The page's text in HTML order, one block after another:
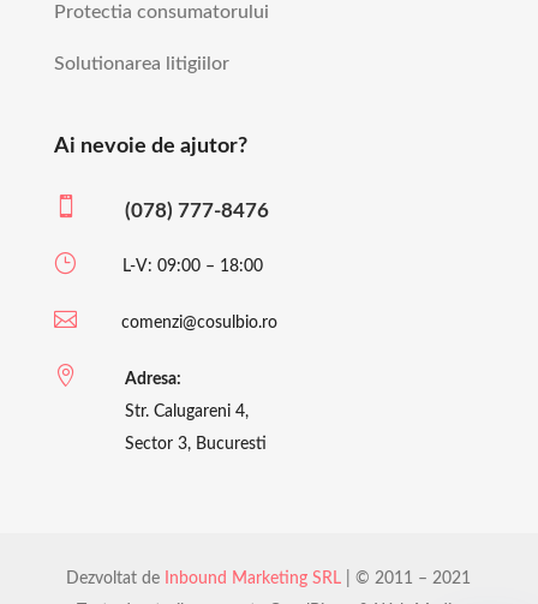
Protectia consumatorului
Solutionarea litigiilor
Ai nevoie de ajutor?
 (078) 777-8476
} L-V: 09:00 – 18:00
 comenzi@cosulbio.ro

Adresa:
Str. Calugareni 4,
Sector 3, Bucuresti
Dezvoltat de Inbound Marketing SRL | © 2011 – 2021